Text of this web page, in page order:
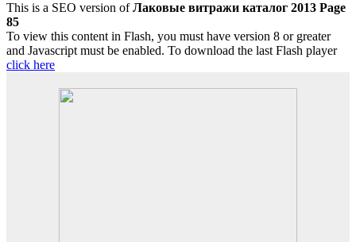
This is a SEO version ofЛаковые витражи каталог 2013 Page
85
To view this content in Flash, you must have version 8 or greater
and Javascript must be enabled. To download the last Flash player
click here